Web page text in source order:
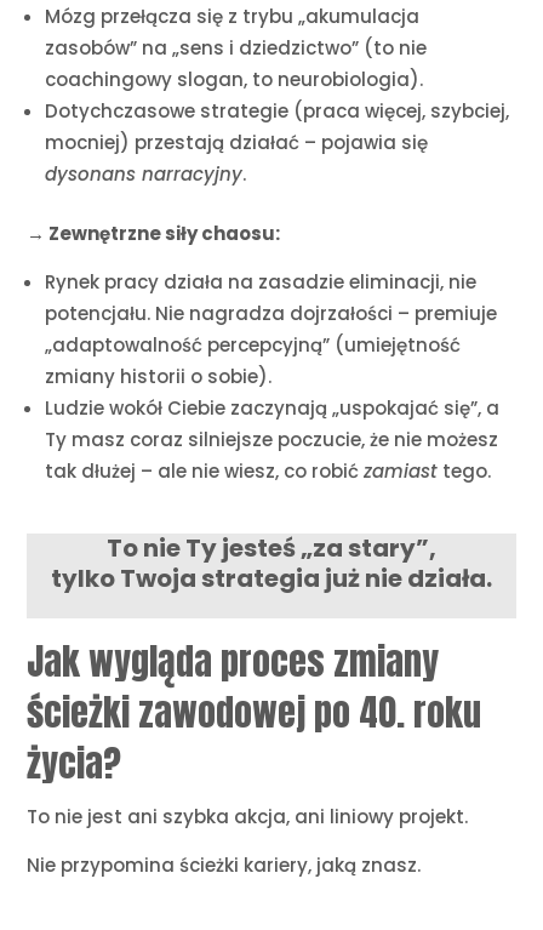
Mózg przełącza się z trybu „akumulacja
zasobów” na „sens i dziedzictwo” (to nie
coachingowy slogan, to neurobiologia).
Dotychczasowe strategie (praca więcej, szybciej,
mocniej) przestają działać – pojawia się
dysonans narracyjny.
→ Zewnętrzne siły chaosu:
Rynek pracy działa na zasadzie eliminacji, nie
potencjału. Nie nagradza dojrzałości – premiuje
„adaptowalność percepcyjną” (umiejętność
zmiany historii o sobie).
Ludzie wokół Ciebie zaczynają „uspokajać się”, a
Ty masz coraz silniejsze poczucie, że nie możesz
tak dłużej – ale nie wiesz, co robićzamiast tego.
To nie Ty jesteś „za stary”,
tylko Twoja strategia już nie działa.
Jak wygląda proces zmiany
ścieżki zawodowej po 40. roku
życia?
To nie jest ani szybka akcja, ani liniowy projekt.
Nie przypomina ścieżki kariery, jaką znasz.